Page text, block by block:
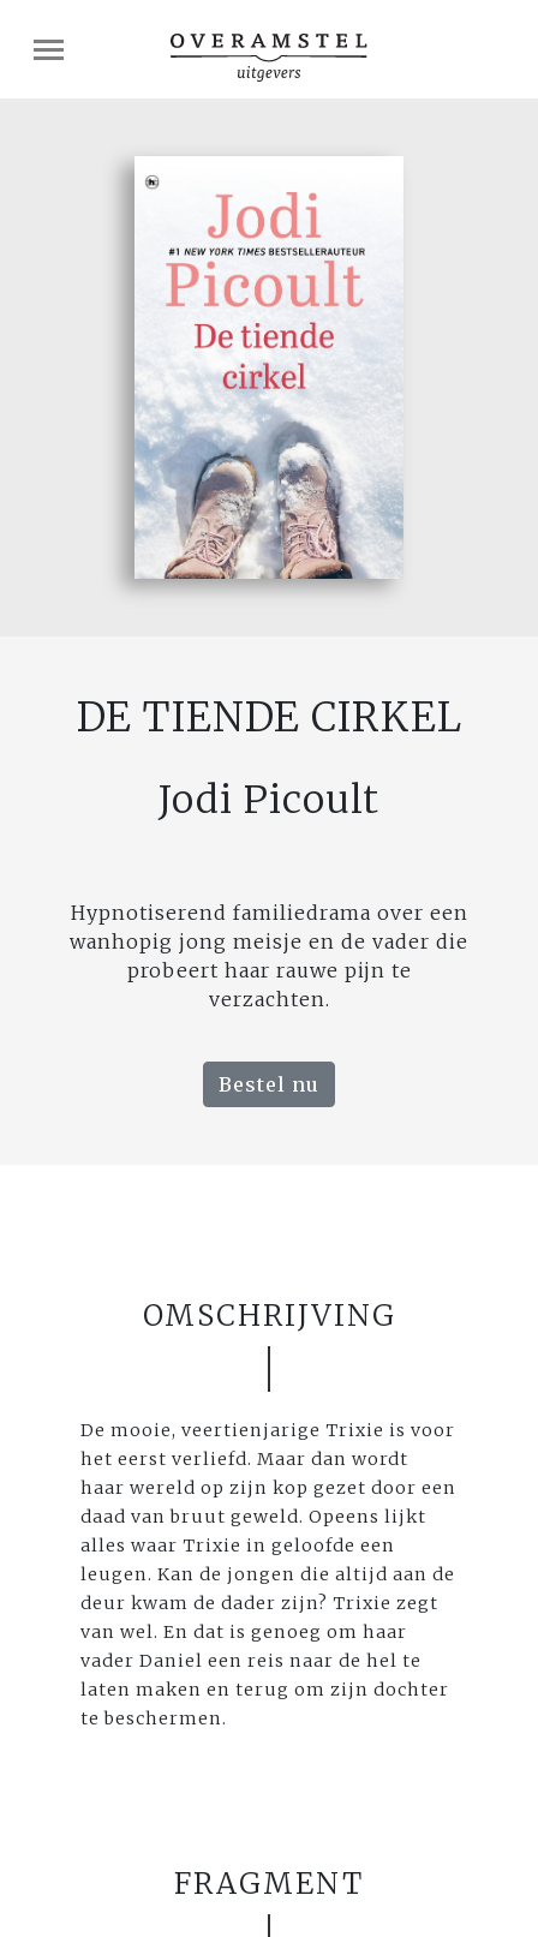
DE TIENDE CIRKEL
Jodi Picoult
Hypnotiserend familiedrama over een
wanhopig jong meisje en de vader die
probeert haar rauwe pijn te
verzachten.
Bestel nu
OMSCHRIJVING
De mooie, veertienjarige Trixie is voor
het eerst verliefd. Maar dan wordt
haar wereld op zijn kop gezet door een
daad van bruut geweld. Opeens lijkt
alles waar Trixie in geloofde een
leugen. Kan de jongen die altijd aan de
deur kwam de dader zijn? Trixie zegt
van wel. En dat is genoeg om haar
vader Daniel een reis naar de hel te
laten maken en terug om zijn dochter
te beschermen.
FRAGMENT